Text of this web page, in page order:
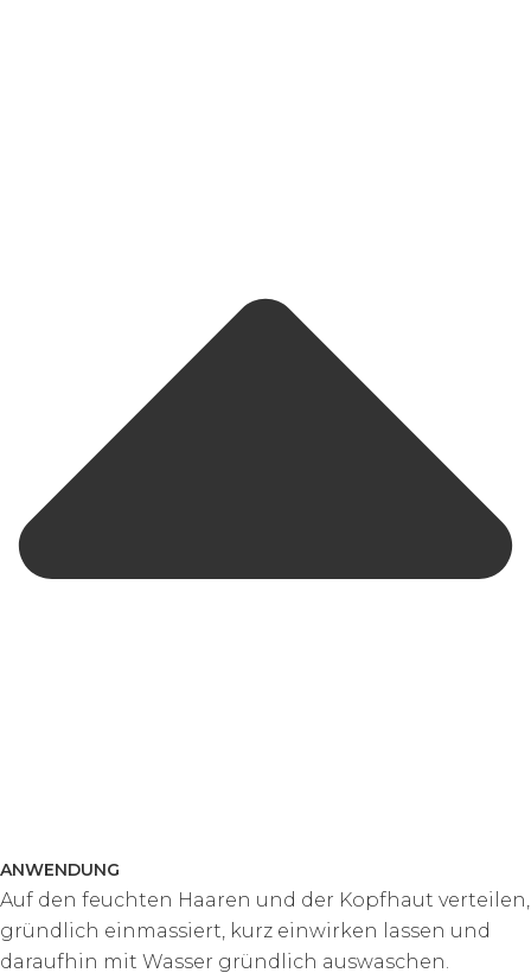
ANWENDUNG
Auf den feuchten Haaren und der Kopfhaut verteilen,
gründlich einmassiert, kurz einwirken lassen und
daraufhin mit Wasser gründlich auswaschen.